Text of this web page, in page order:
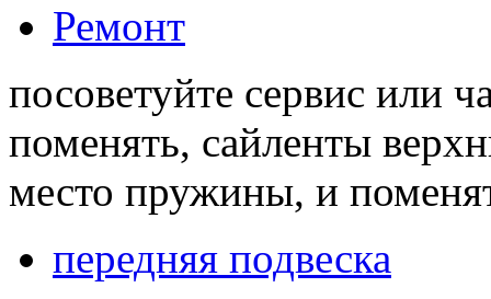
Ремонт
посоветуйте сервис или
поменять, сайленты
место пружины, и
передняя подвеска